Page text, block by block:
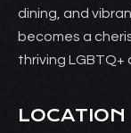
dining, and
becomes a
thriving LGBTQ+
LOCATION